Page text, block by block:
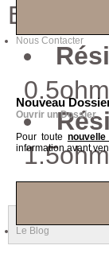
Nous Contacter
Nouveau
Ouvrir un Dossier
Pour toute nouvelle
information avant
Le Blog
Elles se